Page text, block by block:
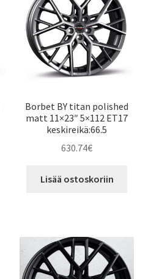
Borbet BY titan polished
matt 11×23″ 5×112 ET17
keskireikä:66.5
630.74€
Lisää ostoskoriin